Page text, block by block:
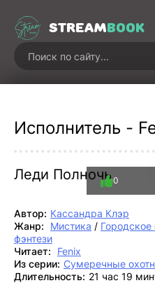
STREAMBOOK
Исполнитель -
Леди Полночь0
Автор: Кассандра Клэр
Жанр:
Мистика / Городское
фэнтези
Читает:
Fenix
Из серии: Сумеречные
Длительность: 21 час 19